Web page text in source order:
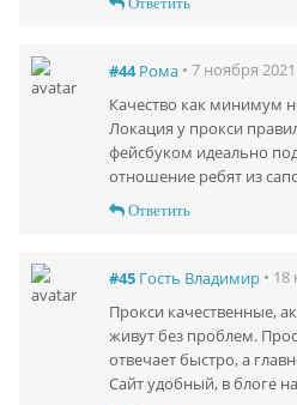
#44 Рома • 7 ноября
Качество как минимум
Локация у прокси
фейсбуком идеально
отношение ребят из
Ответить
#45 Гость Владимир •
Прокси качественные,
живут без проблем.
отвечает быстро, а
Сайт удобный, в блоге